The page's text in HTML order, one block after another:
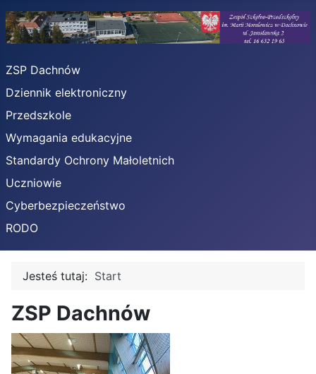
ZSP Dachnów
Dziennik elektroniczny
Przedszkole
Wymagania edukacyjne
Standardy Ochrony Małoletnich
Uczniowie
Cyberbezpieczeństwo
RODO
Jesteś tutaj: Start
ZSP Dachnów